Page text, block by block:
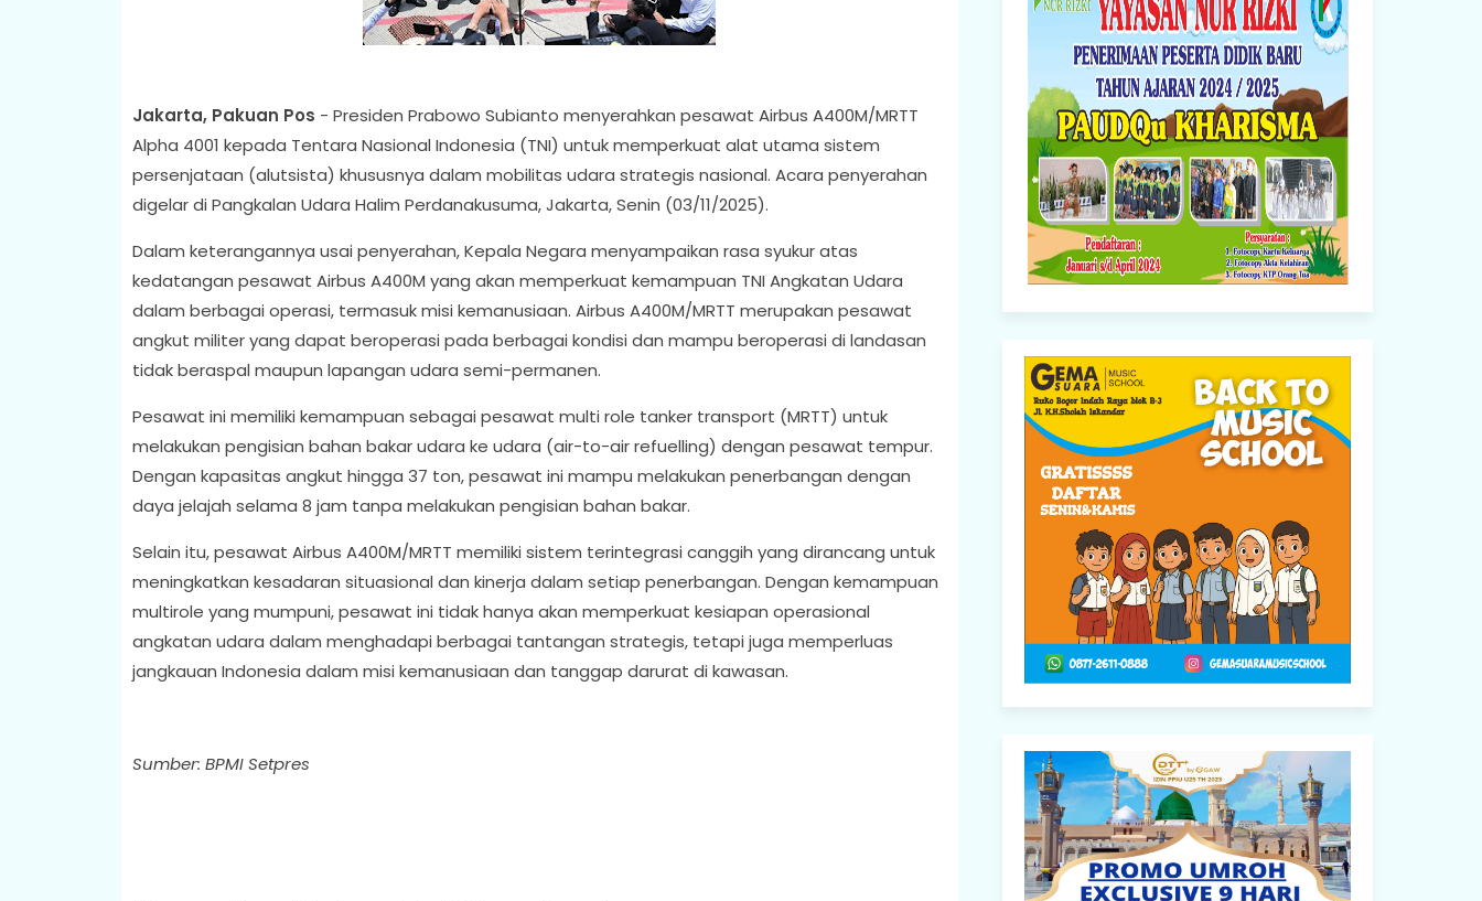
Jakarta, Pakuan Pos - Presiden Prabowo Subianto menyerahkan pesawat Airbus A400M/MRTT
Alpha 4001 kepada Tentara Nasional Indonesia (TNI) untuk memperkuat alat utama sistem
persenjataan (alutsista) khususnya dalam mobilitas udara strategis nasional. Acara penyerahan
digelar di Pangkalan Udara Halim Perdanakusuma, Jakarta, Senin (03/11/2025).
Dalam keterangannya usai penyerahan, Kepala Negara menyampaikan rasa syukur atas
kedatangan pesawat Airbus A400M yang akan memperkuat kemampuan TNI Angkatan Udara
dalam berbagai operasi, termasuk misi kemanusiaan. Airbus A400M/MRTT merupakan pesawat
angkut militer yang dapat beroperasi pada berbagai kondisi dan mampu beroperasi di landasan
tidak beraspal maupun lapangan udara semi-permanen.
Pesawat ini memiliki kemampuan sebagai pesawat multi role tanker transport (MRTT) untuk
melakukan pengisian bahan bakar udara ke udara (air-to-air refuelling) dengan pesawat tempur.
Dengan kapasitas angkut hingga 37 ton, pesawat ini mampu melakukan penerbangan dengan
daya jelajah selama 8 jam tanpa melakukan pengisian bahan bakar.
Selain itu, pesawat Airbus A400M/MRTT memiliki sistem terintegrasi canggih yang dirancang untuk
meningkatkan kesadaran situasional dan kinerja dalam setiap penerbangan. Dengan kemampuan
multirole yang mumpuni, pesawat ini tidak hanya akan memperkuat kesiapan operasional
angkatan udara dalam menghadapi berbagai tantangan strategis, tetapi juga memperluas
jangkauan Indonesia dalam misi kemanusiaan dan tanggap darurat di kawasan.
Sumber: BPMI Setpres